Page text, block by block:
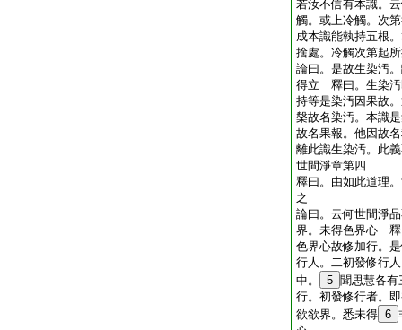
若汝不信有本識。
觸。或上冷觸。次
成本識能執持五根
捨處。冷觸次第起
論曰。是故生染汚
得立 釋曰。生染汚
持等是染汚因果故
槃故名染汚。本識
故名果報。他因故
離此識生染汚。此
世間淨章第四
釋曰。由如此道理
之
論曰。云何世間淨
界。未得色界心 釋
色界心故修加行。
行人。二初發修行
中。
5 聞思慧各
行。初發修行者。
欲欲界。悉未得 6